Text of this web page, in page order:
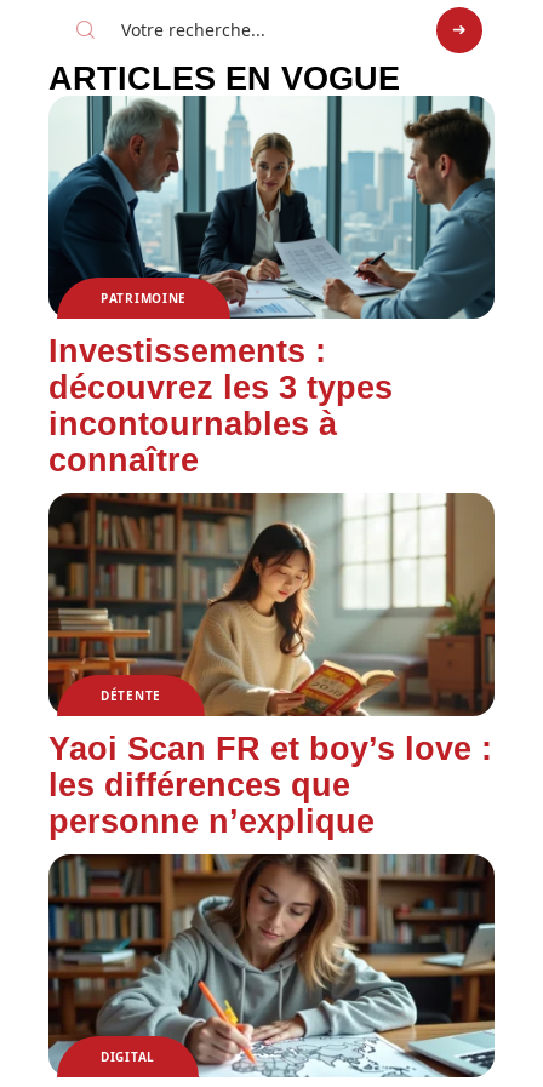
ARTICLES EN VOGUE
PATRIMOINE
Investissements :
découvrez les 3 types
incontournables à
connaître
DÉTENTE
Yaoi Scan FR et boy’s love :
les différences que
personne n’explique
DIGITAL